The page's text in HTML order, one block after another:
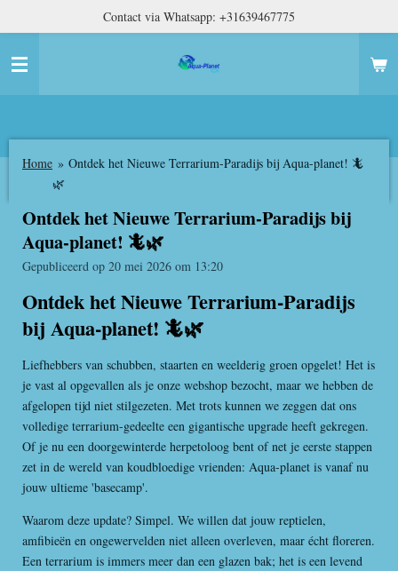
naar
hoofdinhoud
Contact via Whatsapp: +31639467775
Home » Ontdek het Nieuwe Terrarium-Paradijs bij Aqua-planet! 🦎
🌿
Ontdek het Nieuwe Terrarium-Paradijs bij
Aqua-planet! 🦎🌿
Gepubliceerd op 20 mei 2026 om 13:20
Ontdek het Nieuwe Terrarium-Paradijs
bij Aqua-planet! 🦎🌿
Liefhebbers van schubben, staarten en weelderig groen opgelet! Het is
je vast al opgevallen als je onze webshop bezocht, maar we hebben de
afgelopen tijd niet stilgezeten. Met trots kunnen we zeggen dat ons
volledige terrarium-gedeelte een gigantische upgrade heeft gekregen.
Of je nu een doorgewinterde herpetoloog bent of net je eerste stappen
zet in de wereld van koudbloedige vrienden: Aqua-planet is vanaf nu
jouw ultieme 'basecamp'.
Waarom deze update? Simpel. We willen dat jouw reptielen,
amfibieën en ongewervelden niet alleen overleven, maar écht floreren.
Een terrarium is immers meer dan een glazen bak; het is een levend